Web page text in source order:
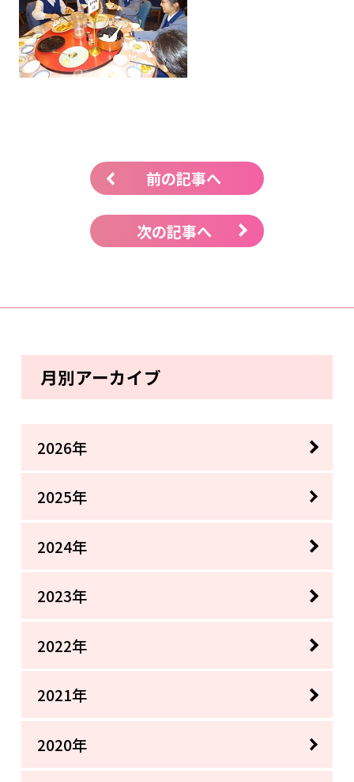
前の記事へ
次の記事へ
月別アーカイブ
2026年
2025年
2024年
2023年
2022年
2021年
2020年